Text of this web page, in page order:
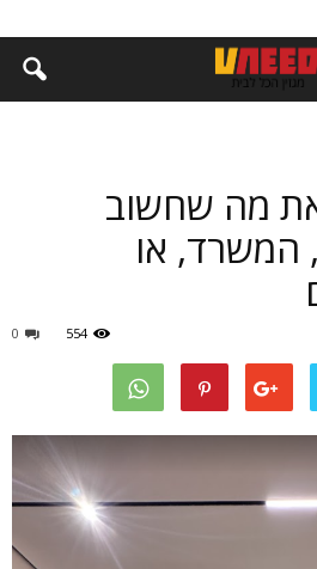
מה שחשוב
המשרד, או
0 554